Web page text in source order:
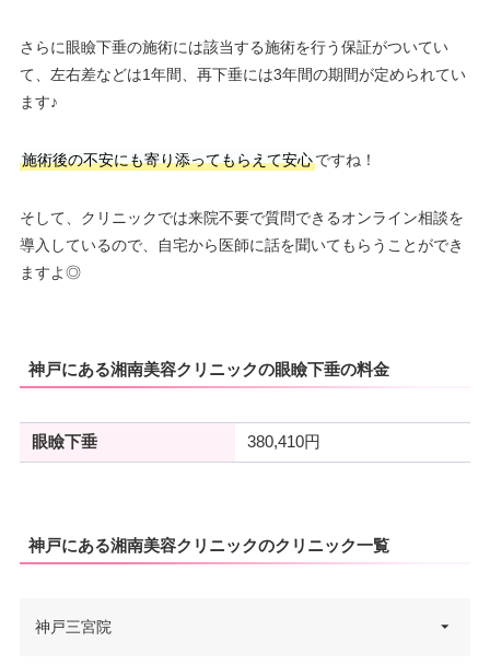
さらに眼瞼下垂の施術には該当する施術を行う保証がついてい
て、左右差などは1年間、再下垂には3年間の期間が定められてい
ます♪
施術後の不安にも寄り添ってもらえて安心ですね！
そして、クリニックでは来院不要で質問できるオンライン相談を
導入しているので、自宅から医師に話を聞いてもらうことができ
ますよ◎
神戸にある湘南美容クリニックの眼瞼下垂の料金
眼瞼下垂 380,410円
神戸にある湘南美容クリニックのクリニック一覧
神戸三宮院